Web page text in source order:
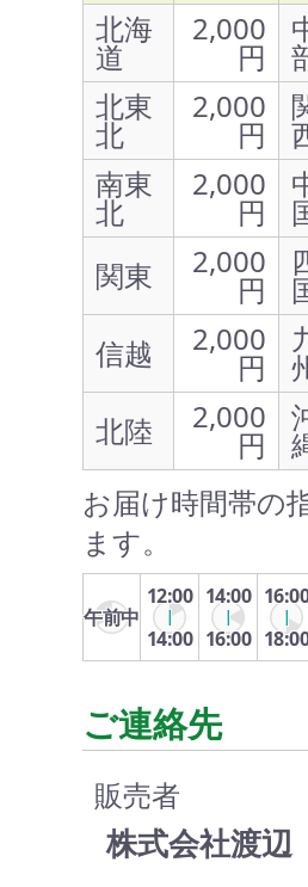
北海
道
2,000
円
北東
北
2,000
円
南東
北
2,000
円
関東
2,000
円
信越
2,000
円
北陸
2,000
円
お届け時間帯の
ます。
午前中
12:00
14:00
14:00
16:00
ご連絡先
販売者
株式会社渡辺